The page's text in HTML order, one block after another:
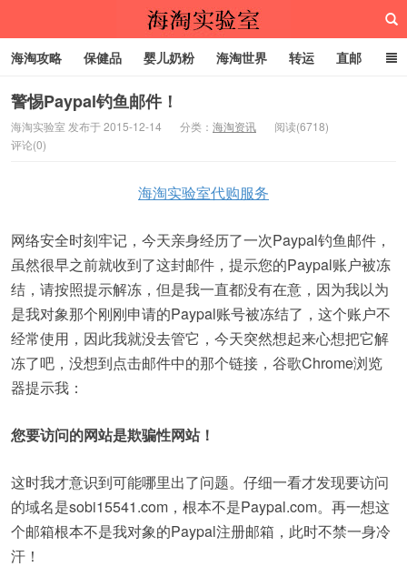
海淘攻略 保健品 婴儿奶粉 海淘世界 转运 直邮
代购服务
警惕Paypal钓鱼邮件！
海淘实验室 发布于 2015-12-14 分类： 海淘资讯
阅读(6718)
评论(0)
海淘实验室代购服务
网络安全时刻牢记，今天亲身经历了一次Paypal钓鱼邮件，
虽然很早之前就收到了这封邮件，提示您的Paypal账户被冻
结，请按照提示解冻，但是我一直都没有在意，因为我以为
是我对象那个刚刚申请的Paypal账号被冻结了，这个账户不
经常使用，因此我就没去管它，今天突然想起来心想把它解
冻了吧，没想到点击邮件中的那个链接，谷歌Chrome浏览
器提示我：
您要访问的网站是欺骗性网站！
这时我才意识到可能哪里出了问题。仔细一看才发现要访问
的域名是sobi15541.com，根本不是Paypal.com。再一想这
个邮箱根本不是我对象的Paypal注册邮箱，此时不禁一身冷
汗！